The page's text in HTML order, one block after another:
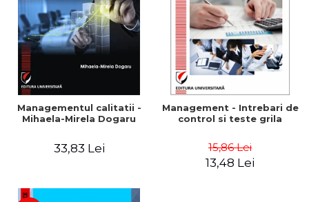
Managementul calitatii -
Mihaela-Mirela Dogaru
33,83 Lei
Management - Intrebari de
control si teste grila
15,86 Lei
13,48 Lei